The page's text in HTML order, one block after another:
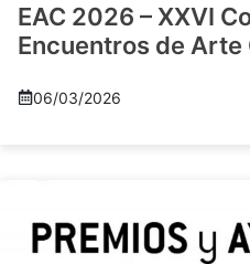
EAC 2026 – XXVI
Encuentros de
06/03/2026